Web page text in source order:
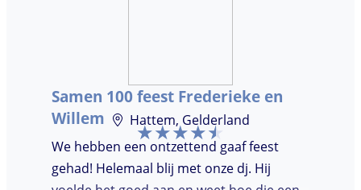
Samen 100 feest Frederieke en
Willem
Hattem, Gelderland
We hebben een ontzettend gaaf feest
gehad! Helemaal blij met onze dj. Hij